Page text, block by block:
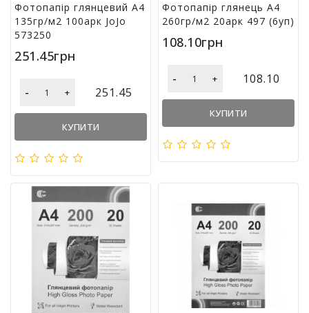
Фотопапір глянцевий А4
135гр/м2 100арк JoJo
573250
251.45грн
- + 251.45
КУПИТИ
Фотопапір глянець А4
260гр/м2 20арк 497 (6уп)
108.10грн
- + 108.10
КУПИТИ